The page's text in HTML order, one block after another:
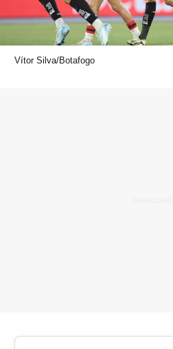
Vítor Silva/Botafogo